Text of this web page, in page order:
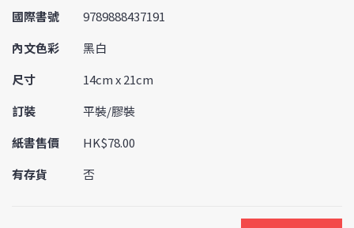
國際書號
9789888437191
內文色彩
黑白
尺寸
14cm x 21cm
訂裝
平裝/膠裝
紙書售價
HK$78.00
有存貨
否